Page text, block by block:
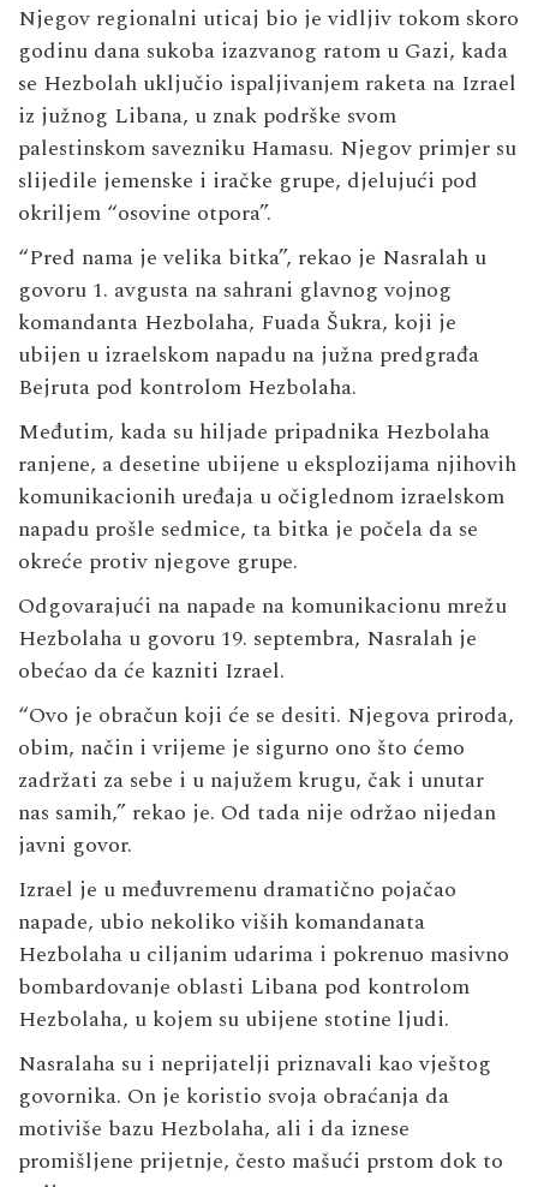
Njegov regionalni uticaj bio je vidljiv tokom skoro
godinu dana sukoba izazvanog ratom u Gazi, kada
se Hezbolah uključio ispaljivanjem raketa na Izrael
iz južnog Libana, u znak podrške svom
palestinskom savezniku Hamasu. Njegov primjer su
slijedile jemenske i iračke grupe, djelujući pod
okriljem “osovine otpora”.
“Pred nama je velika bitka”, rekao je Nasralah u
govoru 1. avgusta na sahrani glavnog vojnog
komandanta Hezbolaha, Fuada Šukra, koji je
ubijen u izraelskom napadu na južna predgrađa
Bejruta pod kontrolom Hezbolaha.
Međutim, kada su hiljade pripadnika Hezbolaha
ranjene, a desetine ubijene u eksplozijama njihovih
komunikacionih uređaja u očiglednom izraelskom
napadu prošle sedmice, ta bitka je počela da se
okreće protiv njegove grupe.
Odgovarajući na napade na komunikacionu mrežu
Hezbolaha u govoru 19. septembra, Nasralah je
obećao da će kazniti Izrael.
“Ovo je obračun koji će se desiti. Njegova priroda,
obim, način i vrijeme je sigurno ono što ćemo
zadržati za sebe i u najužem krugu, čak i unutar
nas samih,” rekao je. Od tada nije održao nijedan
javni govor.
Izrael je u međuvremenu dramatično pojačao
napade, ubio nekoliko viših komandanata
Hezbolaha u ciljanim udarima i pokrenuo masivno
bombardovanje oblasti Libana pod kontrolom
Hezbolaha, u kojem su ubijene stotine ljudi.
Nasralaha su i neprijatelji priznavali kao vještog
govornika. On je koristio svoja obraćanja da
motiviše bazu Hezbolaha, ali i da iznese
promišljene prijetnje, često mašući prstom dok to